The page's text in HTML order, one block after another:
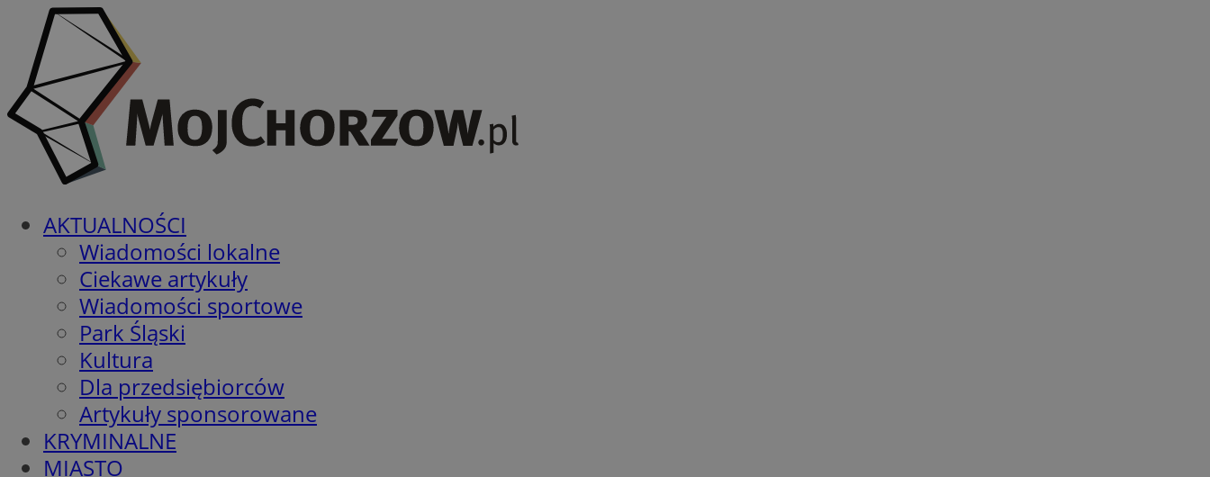
AKTUALNOŚCI
Wiadomości lokalne
Ciekawe artykuły
Wiadomości sportowe
Park Śląski
Kultura
Dla przedsiębiorców
Artykuły sponsorowane
KRYMINALNE
MIASTO